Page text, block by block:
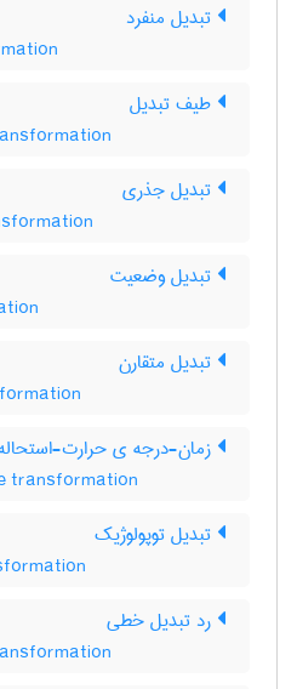
تبدیل منفرد
طیف تبدیل
تبدیل جذری
تبدیل وضعیت
تبدیل متقارن
زمان-درجه ی حرارت-
transformation
تبدیل توپولوژیک
رد تبدیل خطی